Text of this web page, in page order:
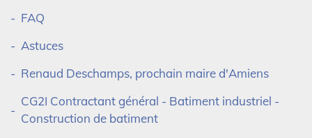
FAQ
Astuces
Renaud Deschamps, prochain maire d'Amiens
CG2I Contractant général - Batiment industriel -
Construction de batiment